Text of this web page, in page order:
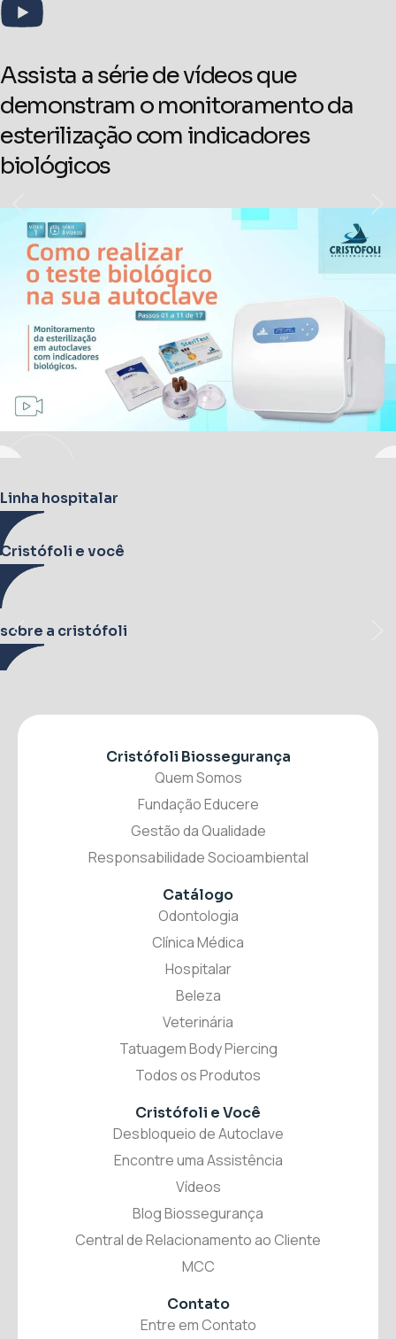
Assista a série de vídeos que
demonstram o monitoramento da
esterilização com indicadores
biológicos
Linha hospitalar
Cristófoli e você
sobre a cristófoli
Cristófoli Biossegurança
Quem Somos
Fundação Educere
Gestão da Qualidade
Responsabilidade Socioambiental
Catálogo
Odontologia
Clínica Médica
Hospitalar
Beleza
Veterinária
Tatuagem Body Piercing
Todos os Produtos
Cristófoli e Você
Desbloqueio de Autoclave
Encontre uma Assistência
Vídeos
Blog Biossegurança
Central de Relacionamento ao Cliente
MCC
Contato
Entre em Contato